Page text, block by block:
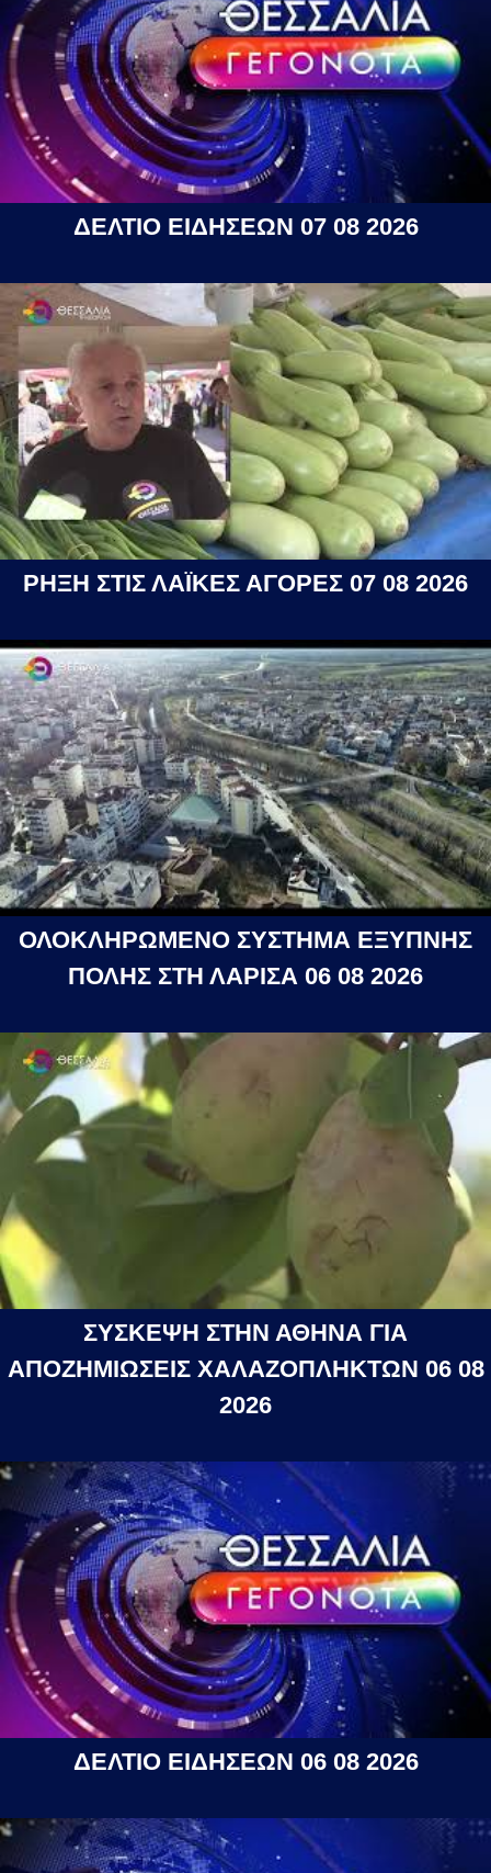
ΔΕΛΤΙΟ ΕΙΔΗΣΕΩΝ 07 08 2026
ΡΗΞΗ ΣΤΙΣ ΛΑΪΚΕΣ ΑΓΟΡΕΣ 07 08 2026
ΟΛΟΚΛΗΡΩΜΕΝΟ ΣΥΣΤΗΜΑ ΕΞΥΠΝΗΣ
ΠΟΛΗΣ ΣΤΗ ΛΑΡΙΣΑ 06 08 2026
ΣΥΣΚΕΨΗ ΣΤΗΝ ΑΘΗΝΑ ΓΙΑ
ΑΠΟΖΗΜΙΩΣΕΙΣ ΧΑΛΑΖΟΠΛΗΚΤΩΝ 06 08
2026
ΔΕΛΤΙΟ ΕΙΔΗΣΕΩΝ 06 08 2026